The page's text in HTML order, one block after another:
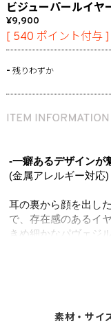
ビジューパールイヤ
9,900
[ 540 ポイント付与 ]
- 残りわずか
-一癖あるデザインが
(金属アレルギー対応)
耳の裏から顔を出し
で、存在感のあるイ
きめ細かなパヴェジ
る真鍮ならでは。重
デイリーシーンはも
素材・サイ